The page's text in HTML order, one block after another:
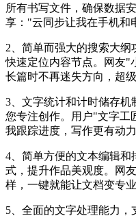
所有书写文件，确保数据
享："云同步让我在手机和
2、简单而强大的搜索大
快速定位内容节点。网友"
长篇时不再迷失方向，超
3、文字统计和计时储存
您专注创作。用户"文字工
我跟踪进度，写作更有动
4、简单方便的文本编辑
式，提升作品美观度。网
样，一键就能让文档变专
5、全面的文字处理能力